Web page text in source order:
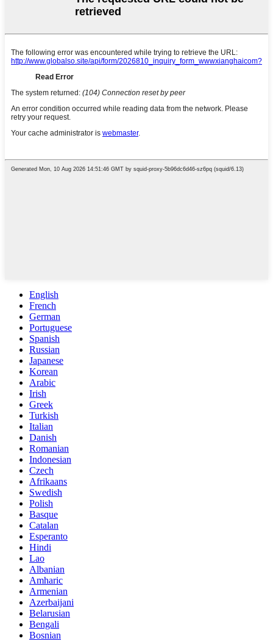
English
French
German
Portuguese
Spanish
Russian
Japanese
Korean
Arabic
Irish
Greek
Turkish
Italian
Danish
Romanian
Indonesian
Czech
Afrikaans
Swedish
Polish
Basque
Catalan
Esperanto
Hindi
Lao
Albanian
Amharic
Armenian
Azerbaijani
Belarusian
Bengali
Bosnian